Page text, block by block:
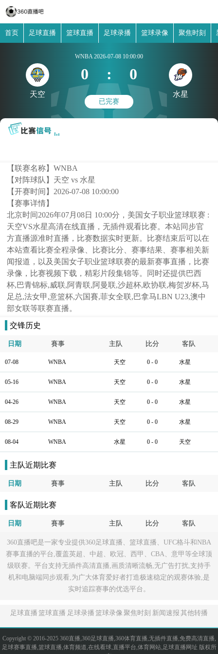
首页 足球直播 篮球直播 足球录播 篮球录像 聚焦时刻
天空
WNBA 2026-07-08 10:00:00
0 : 0
已完赛
水星
【联赛名称】WNBA
【对阵球队】 天空 vs 水星
【开赛时间】 2026-07-08 10:00:00
【赛事详情】
北京时间2026年07月08日 10:00分，美国女子职业篮球联赛 :
天空VS水星高清在线直播，无插件观看比赛。本站同步官
方直播源准时直播，比赛数据实时更新。比赛结束后可以在
本站查看比赛全程录像、比赛比分、赛事结果、赛事相关新
闻报道，以及美国女子职业篮球联赛的最新赛事直播，比赛
录像，比赛视频下载，精彩片段集锦等。同时还提供巴西
杯,巴青锦标,威联,阿青联,阿曼联,沙超杯,欧协联,梅贺岁杯,马
足总,法女甲,意篮杯,六国賽,菲女全联,巴拿马LBN U23,澳中
部女联等联赛直播。
交锋历史
日期 賽事 主队 比分 客队
07-08 WNBA 天空 0 - 0 水星
05-16 WNBA 天空 0 - 0 水星
04-26 WNBA 天空 0 - 0 水星
08-29 WNBA 天空 0 - 0 水星
08-04 WNBA 水星 0 - 0 天空
主队近期比赛
日期 賽事 主队 比分 客队
客队近期比赛
日期 賽事 主队 比分 客队
360直播吧是一家专业提供360足球直播、篮球直播、UFC格斗和NBA
赛事直播的平台,覆盖英超、中超、欧冠、西甲、CBA、意甲等全球顶
级联赛。平台支持无插件高清直播,画质清晰流畅,无广告打扰,支持手
机和电脑端同步观看,为广大体育爱好者打造极速稳定的观赛体验,是
实时追踪赛事的优选平台。
足球直播 篮球直播 足球录播 篮球录像 聚焦时刻 新闻速报 其他转播
Copyright © 2016-2025 360直播,360足球直播,360体育直播,无插件直播,免费高清直播,
足球赛事直播,篮球直播,体育频道,在线看球,直播平台,体育网站,足球直播网址 版权所